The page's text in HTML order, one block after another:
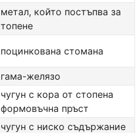
метал, който постъпва за
топене
поцинкована стомана
гама-желязо
чугун с кора от стопена
формовъчна пръст
чугун с ниско съдържание